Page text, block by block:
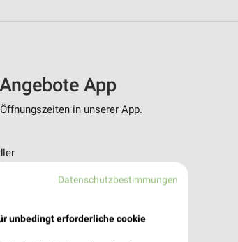
App
in unserer App.
Datenschutzbestimmungen
unbedingt erforderliche cookie